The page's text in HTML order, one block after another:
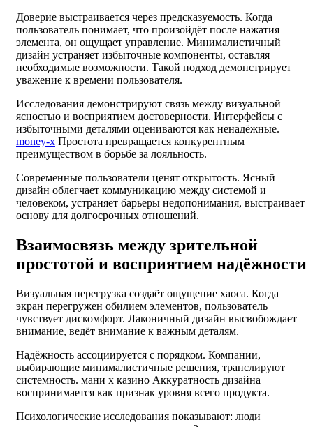
Доверие выстраивается через предсказуемость. Когда
пользователь понимает, что произойдёт после нажатия
элемента, он ощущает управление. Минималистичный
дизайн устраняет избыточные компоненты, оставляя
необходимые возможности. Такой подход демонстрирует
уважение к времени пользователя.
Исследования демонстрируют связь между визуальной
ясностью и восприятием достоверности. Интерфейсы с
избыточными деталями оцениваются как ненадёжные.
money-x Простота превращается конкурентным
преимуществом в борьбе за лояльность.
Современные пользователи ценят открытость. Ясный
дизайн облегчает коммуникацию между системой и
человеком, устраняет барьеры недопонимания, выстраивает
основу для долгосрочных отношений.
Взаимосвязь между зрительной
простотой и восприятием надёжности
Визуальная перегрузка создаёт ощущение хаоса. Когда
экран перегружен обилием элементов, пользователь
чувствует дискомфорт. Лаконичный дизайн высвобождает
внимание, ведёт внимание к важным деталям.
Надёжность ассоциируется с порядком. Компании,
выбирающие минималистичные решения, транслируют
системность. мани х казино Аккуратность дизайна
воспринимается как признак уровня всего продукта.
Психологические исследования показывают: люди